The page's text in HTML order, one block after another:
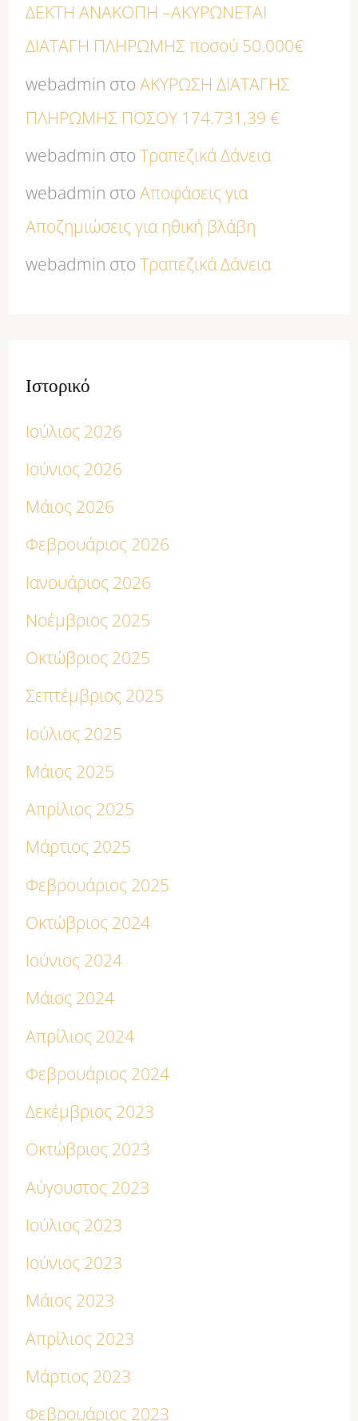
ΔΕΚΤΗ ΑΝΑΚΟΠΗ –ΑΚΥΡΩΝΕΤΑΙ
ΔΙΑΤΑΓΗ ΠΛΗΡΩΜΗΣ ποσού 50.000€
webadmin στοΑΚΥΡΩΣΗ ΔΙΑΤΑΓΗΣ
ΠΛΗΡΩΜΗΣ ΠΟΣΟΥ 174.731,39 €
webadmin στοΤραπεζικά Δάνεια
webadmin στοΑποφάσεις για
Αποζημιώσεις για ηθική βλάβη
webadmin στοΤραπεζικά Δάνεια
Ιστορικό
Ιούλιος 2026
Ιούνιος 2026
Μάιος 2026
Φεβρουάριος 2026
Ιανουάριος 2026
Νοέμβριος 2025
Οκτώβριος 2025
Σεπτέμβριος 2025
Ιούλιος 2025
Μάιος 2025
Απρίλιος 2025
Μάρτιος 2025
Φεβρουάριος 2025
Οκτώβριος 2024
Ιούνιος 2024
Μάιος 2024
Απρίλιος 2024
Φεβρουάριος 2024
Δεκέμβριος 2023
Οκτώβριος 2023
Αύγουστος 2023
Ιούλιος 2023
Ιούνιος 2023
Μάιος 2023
Απρίλιος 2023
Μάρτιος 2023
Φεβρουάριος 2023